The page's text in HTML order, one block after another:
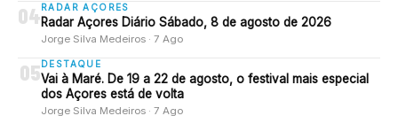
04RADAR AÇORES
Radar Açores Diário Sábado, 8 de agosto de 2026
Jorge Silva Medeiros · 7 Ago
05 DESTAQUE
Vai à Maré. De 19 a 22 de agosto, o festival mais especial
dos Açores está de volta
Jorge Silva Medeiros · 7 Ago